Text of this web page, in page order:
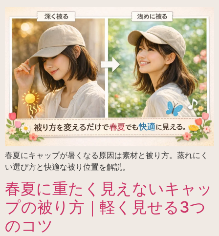
春夏にキャップが暑くなる原因は素材と被り方。蒸れにく
い選び方と快適な被り位置を解説。
春夏に重たく見えないキャッ
プの被り方｜軽く見せる3つ
のコツ